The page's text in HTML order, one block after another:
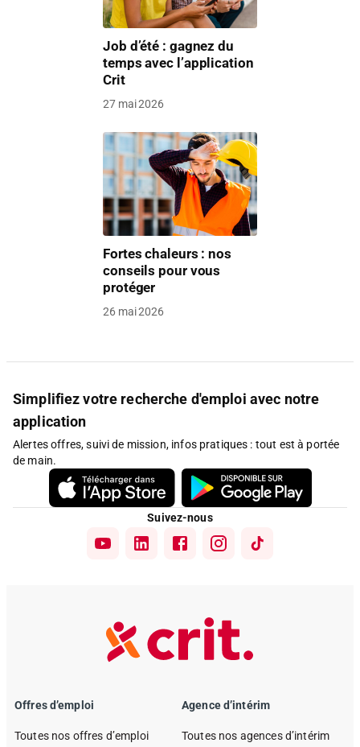
Job d’été : gagnez du
temps avec l’application
Crit
27 mai 2026
Fortes chaleurs : nos
conseils pour vous
protéger
26 mai 2026